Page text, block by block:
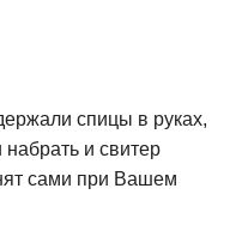
спицы в руках,
набрать и свитер
сами при Вашем